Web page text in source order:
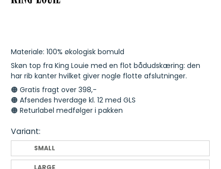
Materiale: 100% økologisk bomuld
Skøn top fra King Louie med en flot bådudskæring: den
har rib kanter hvilket giver nogle flotte afslutninger.
🟠 Gratis fragt over 398,-
🟠 Afsendes hverdage kl. 12 med GLS
🟠 Returlabel medfølger i pakken
Variant:
SMALL